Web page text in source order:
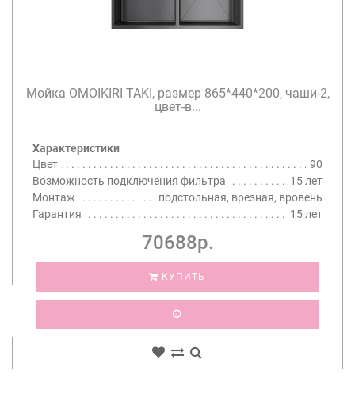
Мойка OMOIKIRI TAKI, размер 865*440*200, чаши-2,
цвет-в...
Характеристики
Цвет
90
Возможность подключения фильтра
15 лет
Монтаж
подстольная, врезная, вровень
Гарантия
15 лет
70688р.
КУПИТЬ